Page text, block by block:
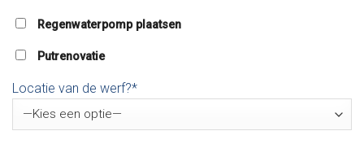
Regenwaterpomp plaatsen
Putrenovatie
Locatie van de werf?*